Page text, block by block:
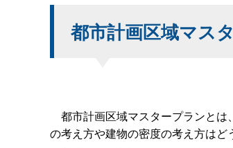
都市計画区域マス
都市計画区域マスタープランとは
の考え方や建物の密度の考え方はど